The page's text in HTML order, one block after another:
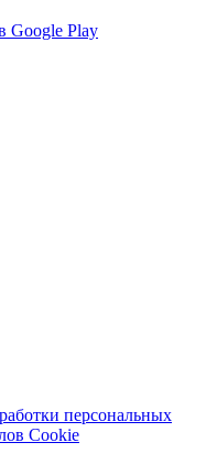
персональных
Cookie